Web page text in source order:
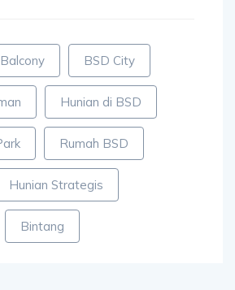
BSD City
Hunian di BSD
Rumah BSD
Hunian Strategis
Bintang